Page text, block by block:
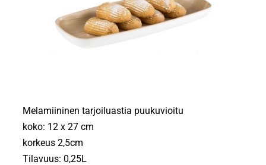
Melamiininen tarjoiluastia puukuvioitu
koko: 12 x 27 cm
korkeus 2,5cm
Tilavuus: 0,25L